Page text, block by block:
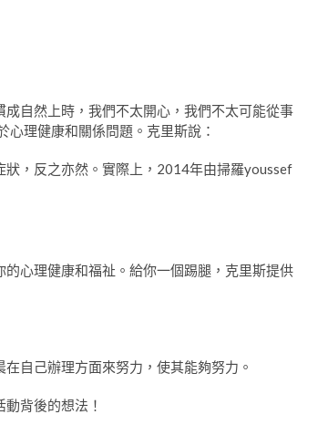
自然上時，我們不太開心，我們不太可能從事
理健康和關係問題。克里斯說：
，反之亦然。實際上，2014年由掃羅youssef
心理健康和福祉。給你一個踢腿，克里斯提供
自己辦理方面來努力，使其能夠努力。
背後的想法！